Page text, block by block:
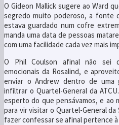
O Gideon Mallick sugere ao Ward
segredo muito poderoso, a fonte
estava guardado num cofre
manda uma data de pessoas
com uma facilidade cada vez mais
O Phil Coulson afinal não sei
emocionais da Rosalind, e
enviar o Andrew dentro de uma
infiltrar o Quartel-General da
esperto do que pensávamos, e ao
para vir visitar o Quartel-General da
fazer confessar se afinal pertence à